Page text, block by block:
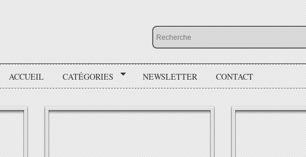
ACCUEIL CATÉGORIES NEWSLETTER CONTACT